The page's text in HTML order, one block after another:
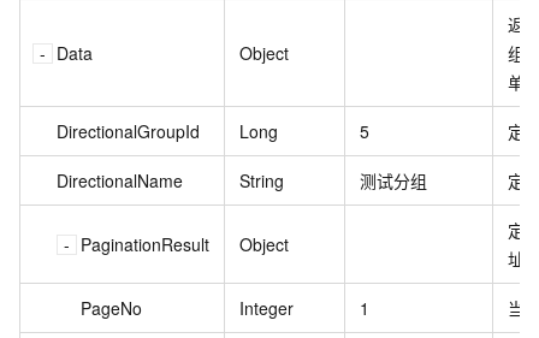
Data Object
返
组
单
DirectionalGroupId Long 5 定
DirectionalName String 测试分组 定
PaginationResult Object
定
址
PageNo Integer 1 当